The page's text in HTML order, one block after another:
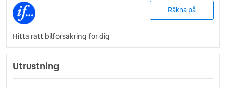
Räkna på
Hitta rätt bilförsäkring för dig
Utrustning